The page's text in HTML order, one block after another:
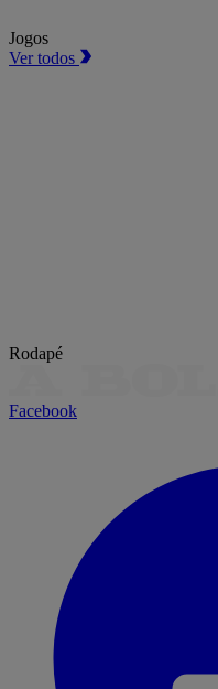
Jogos
Ver todos
Rodapé
Facebook